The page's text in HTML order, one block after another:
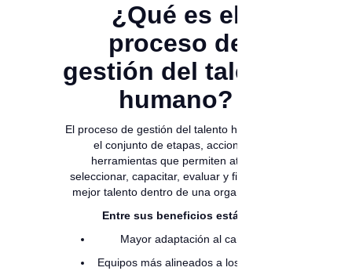
¿Qué es el
proceso de
gestión del talento
humano?
El proceso de gestión del talento humano es
el conjunto de etapas, acciones y
herramientas que permiten atraer,
seleccionar, capacitar, evaluar y fidelizar al
mejor talento dentro de una organización.
Entre sus beneficios están:
Mayor adaptación al cambio.
Equipos más alineados a los objetivos